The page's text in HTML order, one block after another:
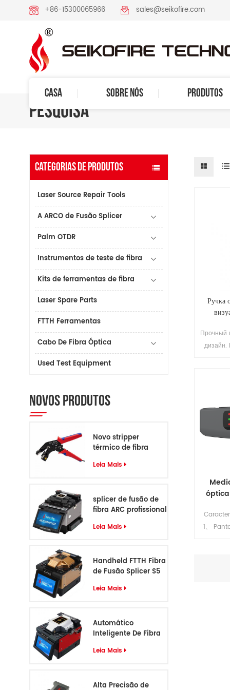
+86-15300065966 sales@seikofire.com
CASA SOBRE NÓS PRODUTOS
PESQUISA
CATEGORIAS DE PRODUTOS
Laser Source Repair Tools
A ARCO de Fusão Splicer
Palm OTDR
Instrumentos de teste de fibra
Kits de ferramentas de fibra
Laser Spare Parts
FTTH Ferramentas
Cabo De Fibra Óptica
Used Test Equipment
NOVOS PRODUTOS
Novo stripper
térmico de fibra
Leia Mais
splicer de fusão de
fibra ARC profissional
Leia Mais
Handheld FTTH Fibra
de Fusão Splicer S5
Leia Mais
Automático
Inteligente De Fibra
S6
Leia Mais
Alta Precisão de
Ручка
Прочный
1、